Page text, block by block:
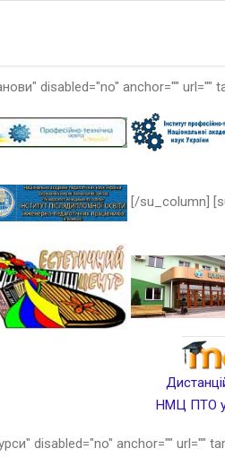
disabled="no" anchor=""
[/su_column]
НМЦ ПТО у
disabled="no" anchor="" url=""